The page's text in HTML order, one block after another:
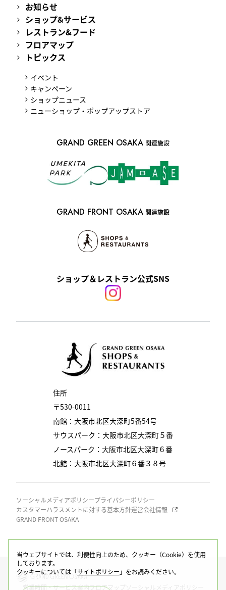
当ウェブサイトでは、利便性向上のため、クッキー（Cookie）を使用
しております。
クッキーについては「サイトポリシー 」をお読みください。
住所
〒530-0011
南館：大阪市北区大深町5番54号
サウスパーク：大阪市北区大深町５番
ノースパーク：大阪市北区大深町６番
北館：大阪市北区大深町６番３８号
ソーシャルメディアポリシープライバシーポリシー
カスタマーハラスメントに対する基本方針運営会社情報
GRAND FRONT OSAKA
お知らせ
ショップ&サービス
レストラン&フード
フロアマップ
トピックス
イベント
キャンペーン
ショップニュース
ニューショップ・ポップアップストア
ショップ＆レストラン公式SNS
GRAND GREEN OSAKA 関連施設
GRAND FRONT OSAKA 関連施設
営業時間・サービス案内フロアマップ ソーシャルメディアポリシー